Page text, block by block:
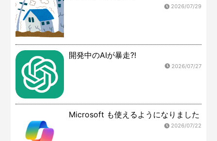
2026/07/29
開発中のAIが暴走?!
2026/07/27
Microsoft も使えるようになりました
2026/07/22